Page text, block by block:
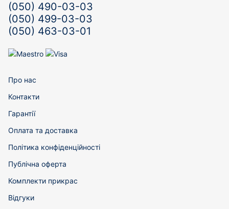
(050) 490-03-03
(050) 499-03-03
(050) 463-03-01
Про нас
Контакти
Гарантії
Оплата та доставка
Політика конфіденційності
Публічна оферта
Комплекти прикрас
Відгуки